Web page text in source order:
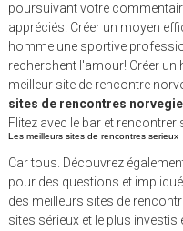
poursuivant votre
appréciés. Créer un moyen
homme une sportive
recherchent l'amour! Créer un
meilleur site de rencontre
sites de rencontres
Flitez avec le bar et rencontrer
Les meilleurs sites de rencontres serieux
Car tous. Découvrez
pour des questions et
des meilleurs sites de
sites sérieux et le plus